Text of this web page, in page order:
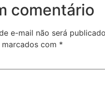
comentário
e-mail não será
com *